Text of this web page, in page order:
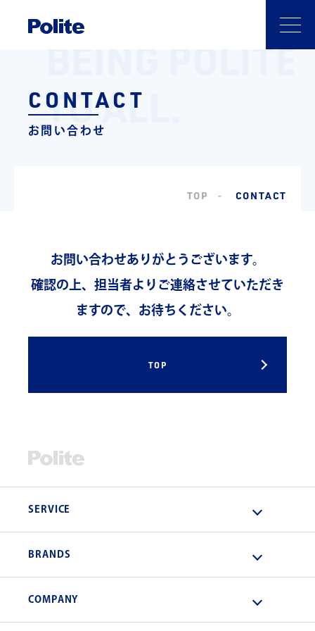
CONTACT
お問い合わせ
TOP CONTACT
お問い合わせありがとうございます。
確認の上、担当者よりご連絡させていただき
ますので、お待ちください。
TOP
SERVICE
BRANDS
COMPANY